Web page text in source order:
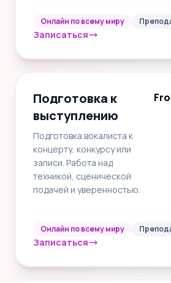
Онлайн по всему миру
Записаться
Подготовка к
выступлению
Подготовка вокалиста к
концерту, конкурсу или
записи. Работа над
техникой, сценической
подачей и уверенностью.
Онлайн по всему миру
Записаться